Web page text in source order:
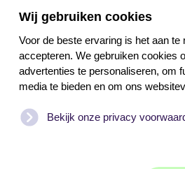
Wij gebruiken cookies
Voor de beste ervaring is het aan
accepteren. We gebruiken cookies
advertenties te personaliseren, om
media te bieden en om ons
Bekijk onze privacy